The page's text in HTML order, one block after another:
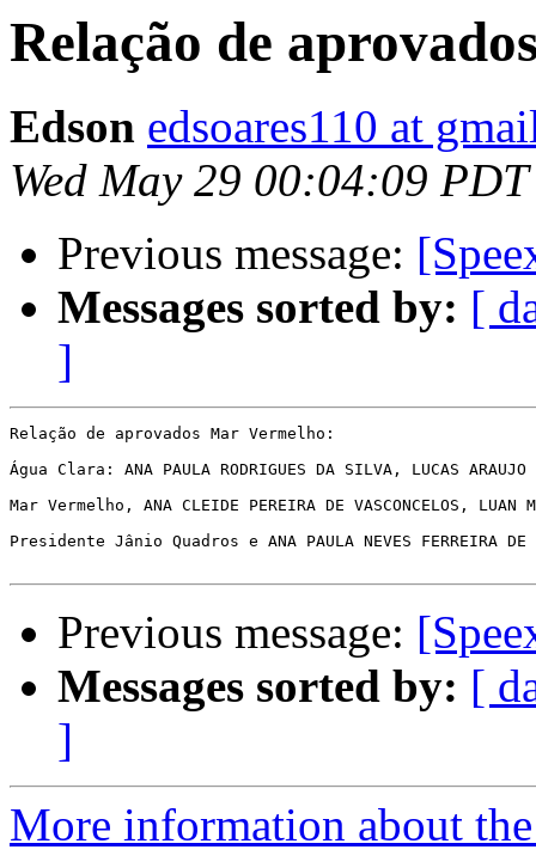
Relação de
Edson edsoares110 at
Wed May 29 00:04:09
Previous message:
Messages sorted by: [
]
Relação de aprovados Mar Vermelho:
Água Clara: ANA PAULA RODRIGUES DA SILVA, LUCAS ARAUJO
Mar Vermelho, ANA CLEIDE PEREIRA DE VASCONCELOS, LUAN
Presidente Jânio Quadros e ANA PAULA NEVES FERREIRA DE
Previous message:
Messages sorted by: [
]
More information about